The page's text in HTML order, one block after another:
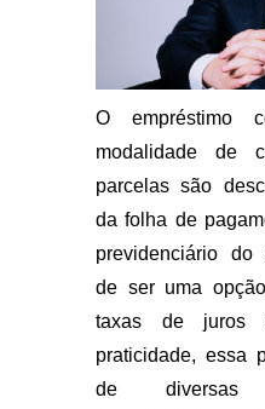
O empréstimo
modalidade de
parcelas são
da folha de
previdenciário do
de ser uma
taxas de juros
praticidade, essa
de diversas